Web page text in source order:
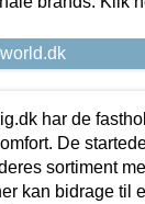
har de
De
sortiment
kan bidrage til